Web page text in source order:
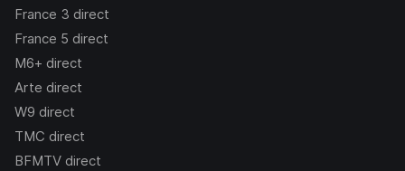
France 3 direct
France 5 direct
M6+ direct
Arte direct
W9 direct
TMC direct
BFMTV direct